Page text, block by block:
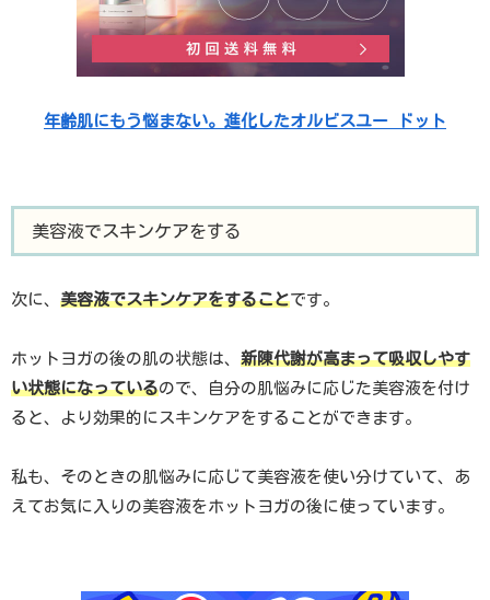
年齢肌にもう悩まない。進化したオルビスユー ドット
美容液でスキンケアをする
次に、 美容液でスキンケアをすることです。
ホットヨガの後の肌の状態は、 新陳代謝が高まって吸収しやす
い状態になっているので、自分の肌悩みに応じた美容液を付け
ると、より効果的にスキンケアをすることができます。
私も、そのときの肌悩みに応じて美容液を使い分けていて、あ
えてお気に入りの美容液をホットヨガの後に使っています。